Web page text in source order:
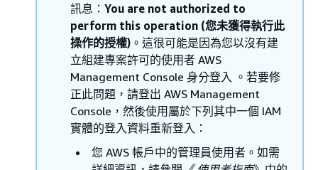
訊息： You are not authorized to
perform this operation (您未獲得執行此
操作的授權) 。這很可能是因為您以沒有建
立組建專案許可的使用者 AWS
Management Console 身分登入 。若要修
正此問題，請登出 AWS Management
Console，然後使用屬於下列其中一個 IAM
實體的登入資料重新登入：
您 AWS 帳戶中的管理員使用者。如需